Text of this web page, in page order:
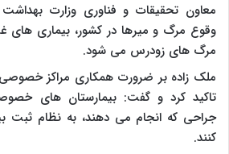
معاون تحقیقات و فناوری وزارت
وقوع مرگ و میرها در کشور، بیماری های
مرگ های زودرس می شود.
ملک زاده بر ضرورت همکاری مراکز
تاکید کرد و گفت: بیمارستان های
جراحی که انجام می دهند، به نظام ثبت
کنند.